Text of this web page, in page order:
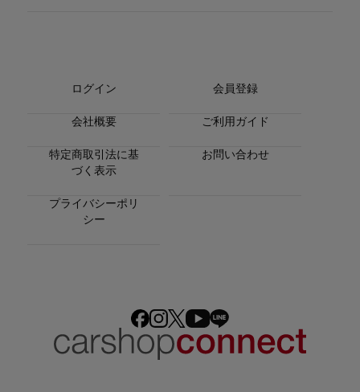
ログイン 会員登録
会社概要 ご利用ガイド
特定商取引法に基
づく表示
お問い合わせ
プライバシーポリ
シー